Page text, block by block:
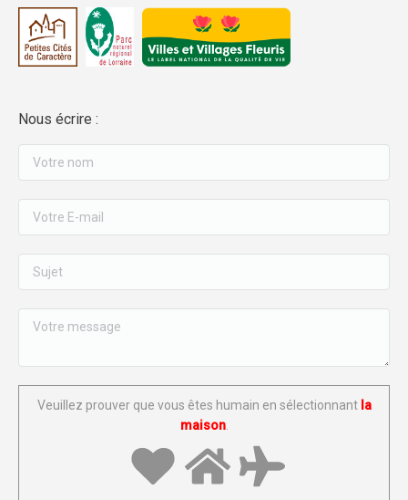
Nous écrire :
Veuillez prouver que vous êtes humain en sélectionnantla
maison.